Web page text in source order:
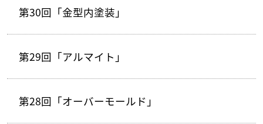
第30回「金型内塗装」
第29回「アルマイト」
第28回「オーバーモールド」